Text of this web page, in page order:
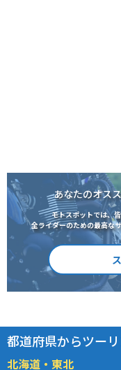
あなたのオス
モトスポットでは、
全ライダーのための最高な
都道府県からツー
北海道・東北